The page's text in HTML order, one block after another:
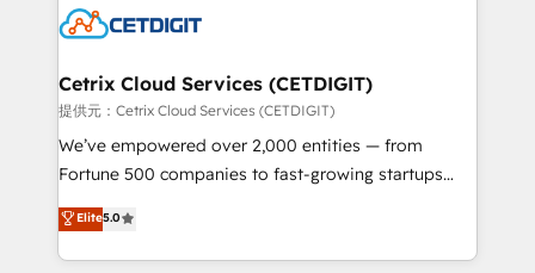
competitive market.
Impact Award 🏆2022 Technical Expertise Impact
Award 🏆2020 Elite Solutions Partner 🏆2019
Integrations HubSpot Impact Award 🏆2019
Marketing Enablement HubSpot Impact Award 🏆
2018 Website Design HubSpot Impact Award 🏆2017
Growth-Driven Design Agency of the Year 🏆2016
Sales Enablement HubSpot Impact Award 🏆2015
Cetrix Cloud Services (CETDIGIT)
提供元：Cetrix Cloud Services (CETDIGIT)
We’ve empowered over 2,000 entities — from
Fortune 500 companies to fast-growing startups
and nonprofits — to streamline operations, scale
revenue, and unlock the full potential of HubSpot.
With deep technical and industry expertise, we fuse
Elite5.0